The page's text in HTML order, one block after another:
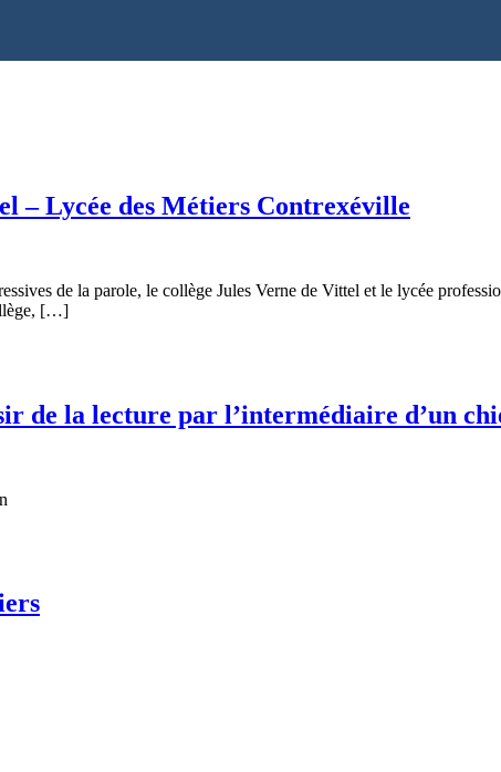
– Lycée des Métiers Contrexéville
de la parole, le collège Jules Verne de Vittel et le lycée
[…]
de la lecture par l’intermédiaire d’un